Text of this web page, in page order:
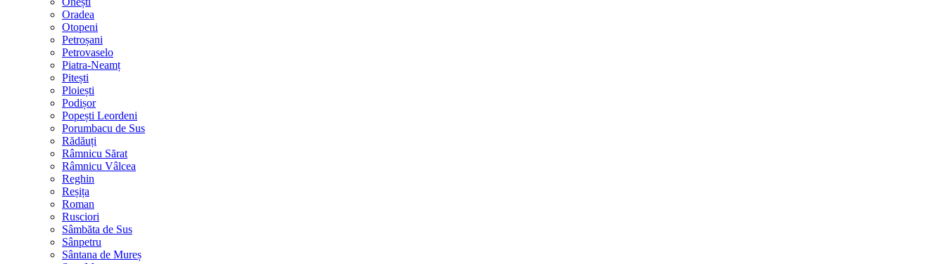
Oradea
Otopeni
Petroșani
Petrovaselo
Piatra-Neamț
Pitești
Ploiești
Podișor
Popești Leordeni
Porumbacu de Sus
Rădăuți
Râmnicu Sărat
Râmnicu Vâlcea
Reghin
Reșița
Roman
Rusciori
Sâmbăta de Sus
Sânpetru
Sântana de Mureș